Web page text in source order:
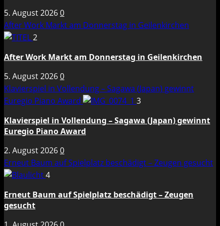
5. August 20260
After Work Markt am Donnerstag in Geilenkirchen
2
After Work Markt am Donnerstag in Geilenkirchen
5. August 20260
Klavierspiel in Vollendung – Sagawa (Japan) gewinnt
Euregio Piano Award
3
Klavierspiel in Vollendung – Sagawa (Japan) gewinnt
Euregio Piano Award
2. August 20260
Erneut Baum auf Spielplatz beschädigt – Zeugen gesucht
4
Erneut Baum auf Spielplatz beschädigt – Zeugen
gesucht